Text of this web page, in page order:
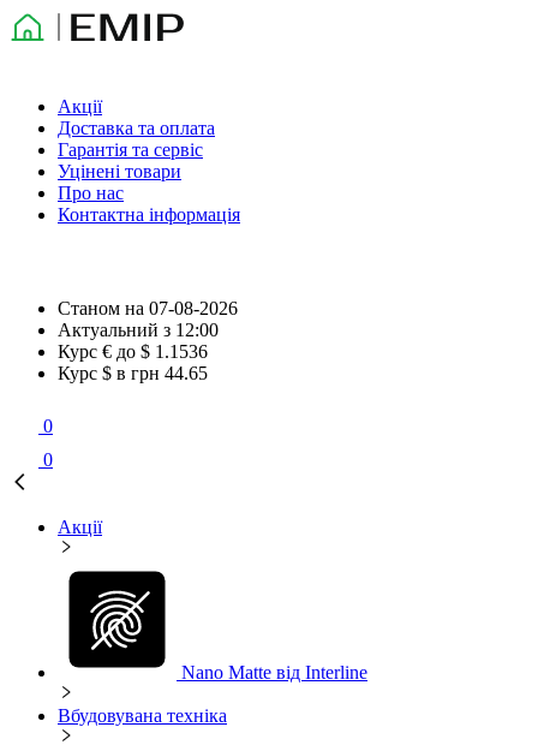
Акції
Доставка та оплата
Гарантія та сервіс
Уцінені товари
Про нас
Контактна інформація
Станом на 07-08-2026
Актуальний з 12:00
Курс € до $ 1.1536
Курс $ в грн 44.65
0
0
Акції
Nano Matte від Interline
Вбудовувана техніка